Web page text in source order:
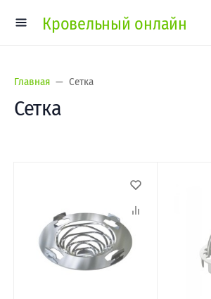
Кровельный онлайн
Главная Сетка
Сетка